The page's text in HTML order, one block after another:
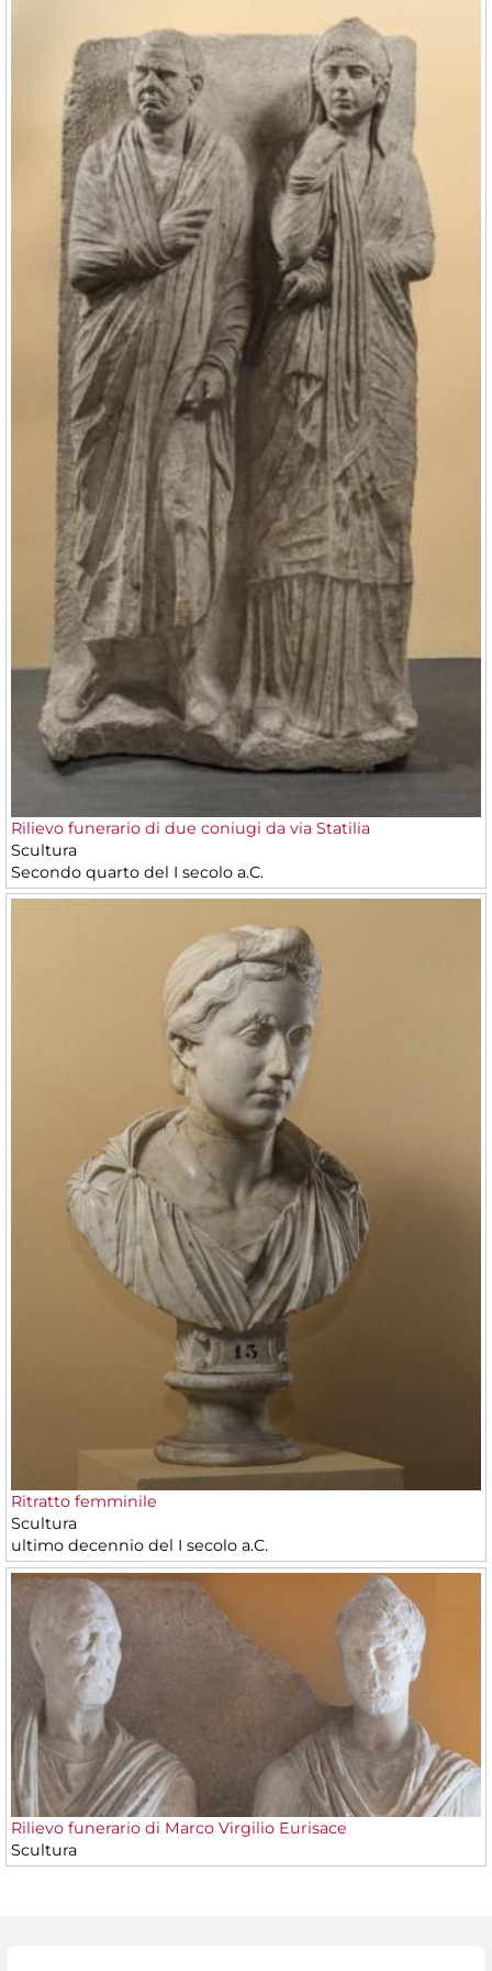
Rilievo funerario di due coniugi da via Statilia
Scultura
Secondo quarto del I secolo a.C.
Ritratto femminile
Scultura
ultimo decennio del I secolo a.C.
Rilievo funerario di Marco Virgilio Eurisace
Scultura